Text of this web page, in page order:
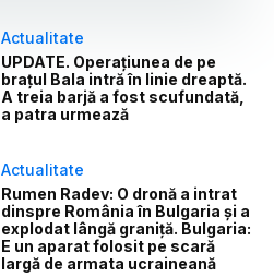
Actualitate
UPDATE. Operațiunea de pe
brațul Bala intră în linie dreaptă.
A treia barjă a fost scufundată,
a patra urmează
Actualitate
Rumen Radev: O dronă a intrat
dinspre România în Bulgaria și a
explodat lângă graniță. Bulgaria:
E un aparat folosit pe scară
largă de armata ucraineană